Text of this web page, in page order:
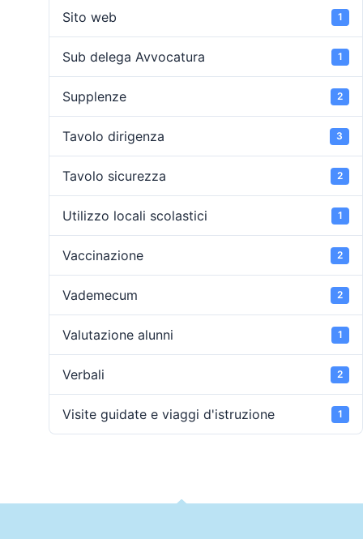
Sito web 1
Sub delega Avvocatura 1
Supplenze 2
Tavolo dirigenza 3
Tavolo sicurezza 2
Utilizzo locali scolastici 1
Vaccinazione 2
Vademecum 2
Valutazione alunni 1
Verbali 2
Visite guidate e viaggi d'istruzione 1